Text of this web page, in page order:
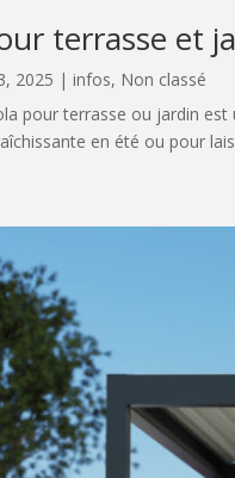
terrasse et
2025 |infos, Non classé
pour terrasse ou jardin
en été ou pour